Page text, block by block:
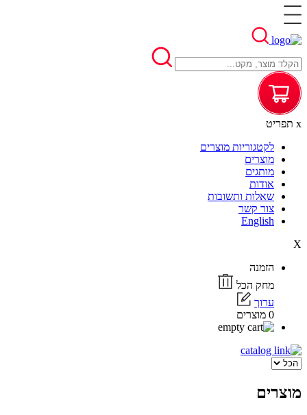
x תפריט
לקטגוריות מוצרים
מוצרים
מותגים
אודות
שאלות ותשובות
צור קשר
English
X
הזמנה
מחק הכל
ערוך
0 מוצרים
מוצרים